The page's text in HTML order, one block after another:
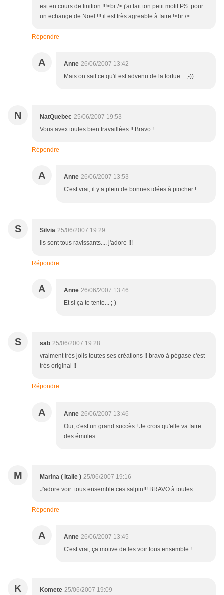
est en cours de finition !!!<br /> j'ai fait ton petit motif PS pour
un echange de Noel !!! il est très agreable à faire !<br />
Répondre
A Anne 26/06/2007 13:42
Mais on sait ce qu'il est advenu de la tortue... ;-))
N NatQuebec 25/06/2007 19:53
Vous avex toutes bien travaillées !! Bravo !
Répondre
A Anne 26/06/2007 13:53
C'est vrai, il y a plein de bonnes idées à piocher !
S Silvia 25/06/2007 19:29
Ils sont tous ravissants.... j'adore !!!
Répondre
A Anne 26/06/2007 13:46
Et si ça te tente... ;-)
S sab 25/06/2007 19:28
vraiment trés jolis toutes ses créations !! bravo à pégase c'est
trés original !!
Répondre
A Anne 26/06/2007 13:46
Oui, c'est un grand succès ! Je crois qu'elle va faire
des émules...
M Marina ( Italie ) 25/06/2007 19:16
J'adore voir tous ensemble ces salpin!!! BRAVO à toutes
Répondre
A Anne 26/06/2007 13:45
C'est vrai, ça motive de les voir tous ensemble !
K Komete 25/06/2007 19:09